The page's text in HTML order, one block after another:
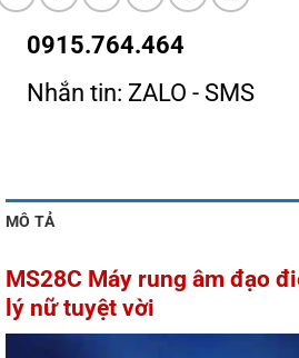
0915.764.464
Nhắn tin: ZALO - SMS
MÔ TẢ
MS28C Máy rung âm đạo
lý nữ tuyệt vời